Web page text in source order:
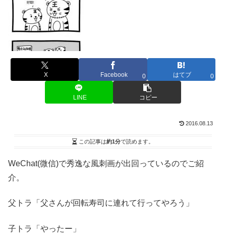
X Facebook 0 はてブ 0
LINE コピー
2016.08.13
この記事は約1分で読めます。
WeChat(微信)で秀逸な風刺画が出回っているのでご紹
介。
父トラ「父さんが回転寿司に連れて行ってやろう」
子トラ「やったー」